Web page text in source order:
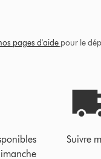
pages d'aide pour le
Suivre